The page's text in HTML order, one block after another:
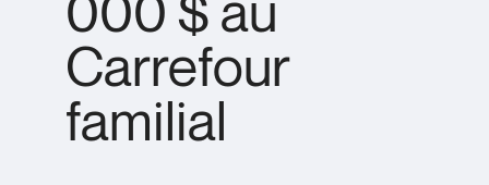
Carrefour
familial